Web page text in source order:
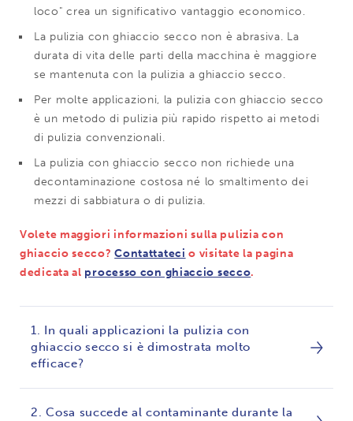
loco" crea un significativo vantaggio economico.
La pulizia con ghiaccio secco non è abrasiva. La
durata di vita delle parti della macchina è maggiore
se mantenuta con la pulizia a ghiaccio secco.
Per molte applicazioni, la pulizia con ghiaccio secco
è un metodo di pulizia più rapido rispetto ai metodi
di pulizia convenzionali.
La pulizia con ghiaccio secco non richiede una
decontaminazione costosa né lo smaltimento dei
mezzi di sabbiatura o di pulizia.
Volete maggiori informazioni sulla pulizia con
ghiaccio secco?Contattateci o visitate la pagina
dedicata al processo con ghiaccio secco.
1. In quali applicazioni la pulizia con
ghiaccio secco si è dimostrata molto
efficace?
2. Cosa succede al contaminante durante la